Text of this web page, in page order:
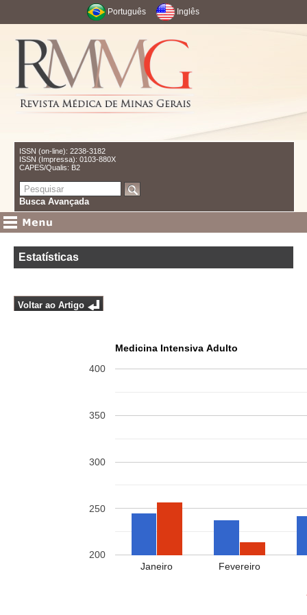
Português Inglês
ISSN (on-line): 2238-3182
ISSN (Impressa): 0103-880X
CAPES/Qualis: B2
Busca Avançada
Estatísticas
Voltar ao Artigo
Medicina Intensiva Adulto
Janeiro Fevereiro
200
250
300
350
400